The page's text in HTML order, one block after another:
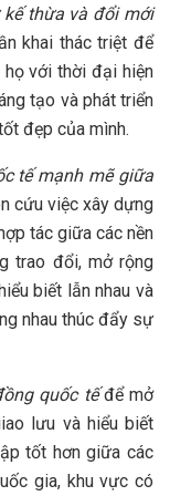
kế thừa và đổi mới
khai thác triệt để
với thời đại hiện
tạo và phát triển
đẹp của mình.
tế mạnh mẽ giữa
cứu việc xây dựng
tác giữa các nền
trao đổi, mở rộng
biết lẫn nhau và
nhau thúc đẩy sự
quốc tếđể mở
lưu và hiểu biết
tốt hơn giữa các
gia, khu vực có